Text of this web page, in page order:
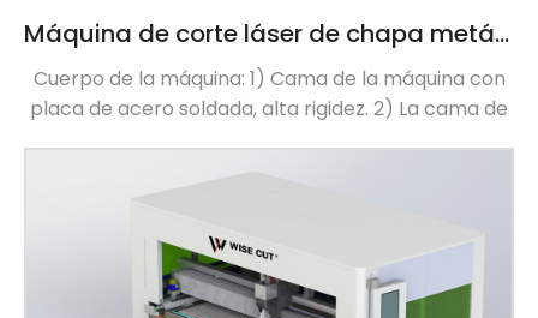
Máquina de corte láser de chapa metálica de plataforma única
Cuerpo de la máquina: 1) Cama de la máquina con
placa de acero soldada, alta rigidez. 2) La cama de
temperamento, elimina la tensión de la soldadura y
asegura que no hay deformación 3) La cama de la
máquina instala el riel, procesa los materiales por el
centro de trabajo del pórtico, asegura la instalación
del error de planicidad de la superficie de 0,02 mm